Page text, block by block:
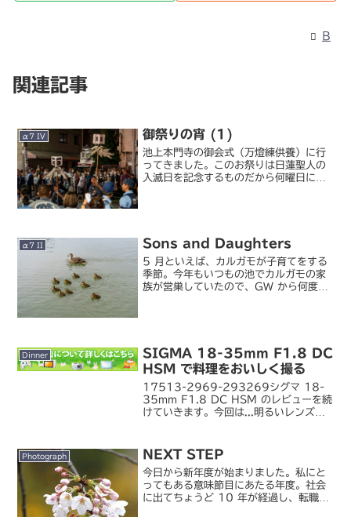
B
関連記事
α7 IV 御祭りの宵 (1)
池上本門寺の御会式（万燈練供養）に行
ってきました。このお祭りは日蓮聖人の
入滅日を記念するものだから何曜日に開
α7 II Sons and Daughters
5 月といえば、カルガモが子育てをする
季節。今年もいつもの池でカルガモの家
族が営巣していたので、GW から何度か
Dinner
SIGMA 18-35mm F1.8 DC
HSM で料理をおいしく撮る
17513-2969-293269シグマ 18-
35mm F1.8 DC HSM のレビューを続
けていきます。今回は...明るいレンズを
の大きな写真を撮りたい。しかも、...
Photograph NEXT STEP
今日から新年度が始まりました。私にと
ってもある意味節目にあたる年度。社会
に出てちょうど 10 年が経過し、転職し